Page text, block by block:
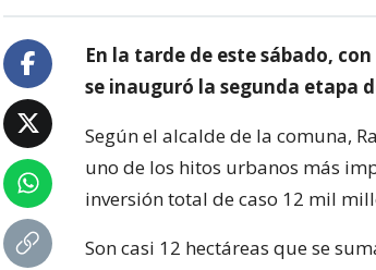
En la tarde de este sábado,
se inauguró la segunda etapa
Según el alcalde de la comuna,
uno de los hitos urbanos más
inversión total de caso 12 mil
Son casi 12 hectáreas que se